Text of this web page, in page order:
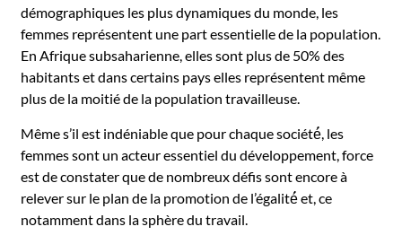
démographiques les plus dynamiques du monde, les
femmes représentent une part essentielle de la population.
En Afrique subsaharienne, elles sont plus de 50% des
habitants et dans certains pays elles représentent même
plus de la moitié de la population travailleuse.
Même s’il est indéniable que pour chaque société́, les
femmes sont un acteur essentiel du développement, force
est de constater que de nombreux défis sont encore à
relever sur le plan de la promotion de l’égalité́ et, ce
notamment dans la sphère du travail.